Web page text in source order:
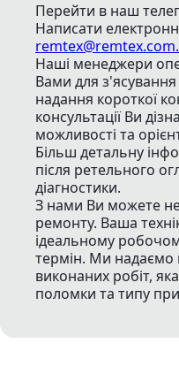
Перейти в наш
Написати
Наші менеджери
Вами для
надання короткої
консультації Ви
можливості та
Більш детальну
після ретельного
діагностики.
З нами Ви можете
ремонту. Ваша
ідеальному
термін. Ми надаємо
виконаних робіт,
поломки та типу